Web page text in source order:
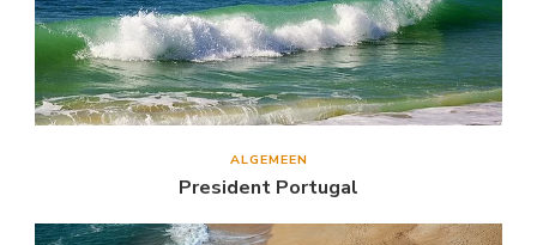
ALGEMEEN
President Portugal